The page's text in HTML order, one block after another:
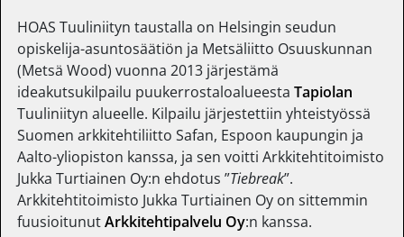
HOAS Tuuliniityn taustalla on Helsingin seudun
opiskelija-asuntosäätiön ja Metsäliitto Osuuskunnan
(Metsä Wood) vuonna 2013 järjestämä
ideakutsukilpailu puukerrostaloalueestaTapiolan
Tuuliniityn alueelle. Kilpailu järjestettiin yhteistyössä
Suomen arkkitehtiliitto Safan, Espoon kaupungin ja
Aalto-yliopiston kanssa, ja sen voitti Arkkitehtitoimisto
Jukka Turtiainen Oy:n ehdotus ”Tiebreak”.
Arkkitehtitoimisto Jukka Turtiainen Oy on sittemmin
fuusioitunutArkkitehtipalvelu Oy:n kanssa.